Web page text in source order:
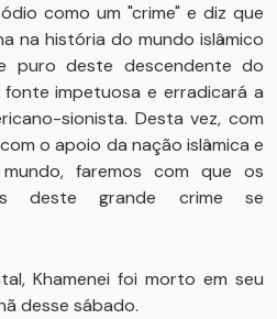
como um "crime" e diz que
na história do mundo islâmico
puro deste descendente do
impetuosa e erradicará a
sionista. Desta vez, com
o apoio da nação islâmica e
faremos com que os
deste grande crime se
Khamenei foi morto em seu
desse sábado.